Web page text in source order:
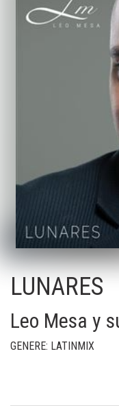
LUNARES
Leo Mesa y
GENERE: LATINMIX